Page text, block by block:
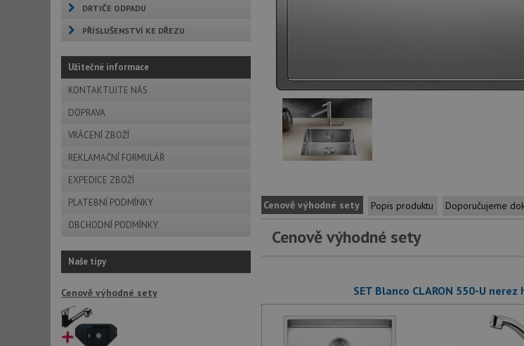
DRTIČE ODPADU
PŘÍSLUŠENSTVÍ KE DŘEZU
Užitečné informace
KONTAKTUJTE NÁS
DOPRAVA
VRÁCENÍ ZBOŽÍ
REKLAMAČNÍ FORMULÁŘ
EXPEDICE ZBOŽÍ
PLATEBNÍ PODMÍNKY
OBCHODNÍ PODMÍNKY
Naše tipy
Cenově výhodné sety
Cenově výhodné sety Popis produktu Doporučujeme
Cenově výhodné sety
SET Blanco CLARON 550-U